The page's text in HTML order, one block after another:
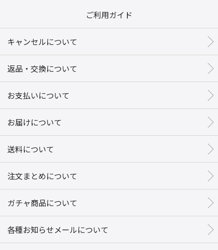
ご利用ガイド
キャンセルについて
返品・交換について
お支払いについて
お届けについて
送料について
注文まとめについて
ガチャ商品について
各種お知らせメールについて